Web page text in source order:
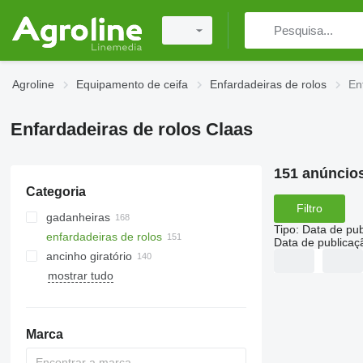
Agroline Equipamento de ceifa Enfardadeiras de rolos
Enfardadeiras de rolos Claas
Categoria
gadanheiras
gadanheiras rotativas
gadanheiras condicionadoras
cortadores de grama autopropelido
enfardadeiras de rolos
ancinho giratório
mostrar tudo
Marca
151
Filtro
Tipo: Data de
Data de